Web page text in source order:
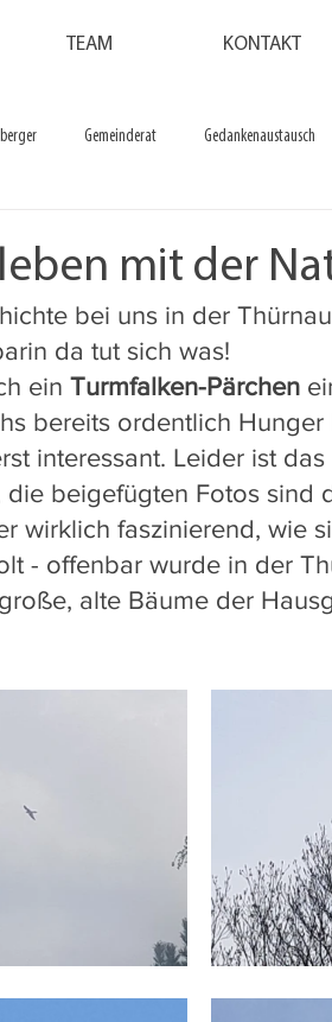
TEAM KONTAKT
Gemeinderat Gedankenaustausch
mit der
bei uns in der
da tut sich was!
ein Turmfalken-Pärchen
bereits ordentlich Hunger
interessant. Leider ist das
beigefügten Fotos sind
wirklich faszinierend, wie
- offenbar wurde in der
alte Bäume der